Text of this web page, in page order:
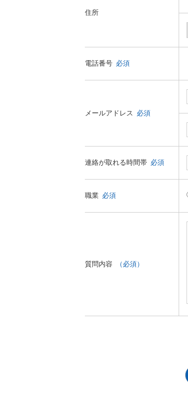
住所
電話番号 必須
メールアドレス 必須
連絡が取れる時間帯 必須
職業 必須
質問内容 （必須）